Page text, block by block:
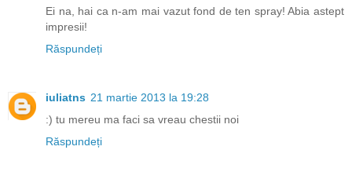
Ei na, hai ca n-am mai vazut fond de ten spray! Abia astept
impresii!
Răspundeți
iuliatns 21 martie 2013 la 19:28
:) tu mereu ma faci sa vreau chestii noi
Răspundeți